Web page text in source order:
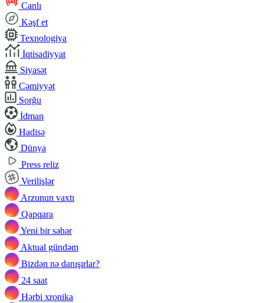
Canlı
Kəşf et
Texnologiya
İqtisadiyyat
Siyasət
Cəmiyyət
Sorğu
İdman
Hadisə
Dünya
Press reliz
Verilişlər
Arzunun vaxtı
Qapqara
Yeni bir səhər
Aktual gündəm
Bizdən nə danışırlar?
24 saat
Hərbi xronika